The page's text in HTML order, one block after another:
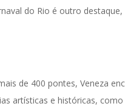
do Rio é outro
de 400 pontes, Veneza
artísticas e históricas,